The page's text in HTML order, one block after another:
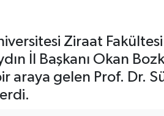
Ziraat
İl Başkanı Okan
araya gelen Prof. Dr.